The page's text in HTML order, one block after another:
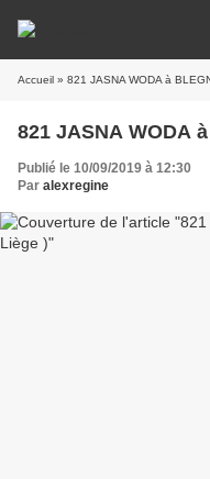
Accueil » 821 JASNA WODA à
821 JASNA WODA
Publié le 10/09/2019 à 12:30
Par alexregine